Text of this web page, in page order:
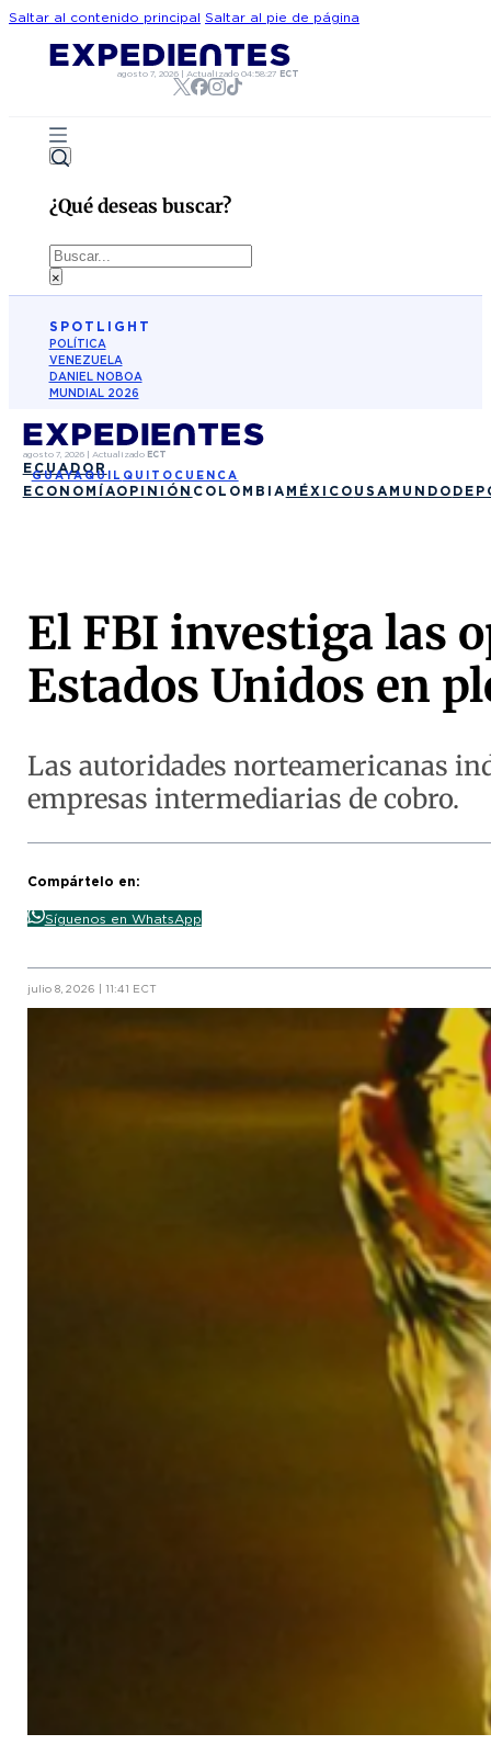
Saltar al contenido principal Saltar al pie de página
agosto 7, 2026 |Actualizado04:58:27 ECT
¿Qué deseas buscar?
Buscar
×
SPOTLIGHT
POLÍTICA
VENEZUELA
DANIEL NOBOA
MUNDIAL 2026
agosto 7, 2026| Actualizado ECT
ECUADOR
GUAYAQUIL QUITO CUENCA
ECONOMÍAOPINIÓN COLOMBIA MÉXICO USA MUNDO
El FBI investiga las
Estados Unidos en
Las autoridades norteamericanas
empresas intermediarias de cobro.
Compártelo en:
Síguenos en WhatsApp
julio 8, 2026 | 11:41 ECT